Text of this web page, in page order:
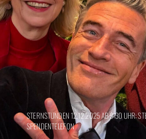
STERNSTUNDEN 12.12.2025 AB 9:30 UHR:
SPENDENTELEFON